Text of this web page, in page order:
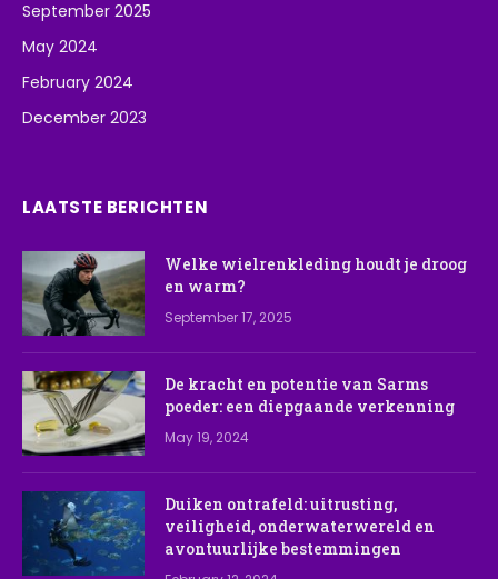
September 2025
May 2024
February 2024
December 2023
LAATSTE BERICHTEN
Welke wielrenkleding houdt je droog
en warm?
September 17, 2025
De kracht en potentie van Sarms
poeder: een diepgaande verkenning
May 19, 2024
Duiken ontrafeld: uitrusting,
veiligheid, onderwaterwereld en
avontuurlijke bestemmingen